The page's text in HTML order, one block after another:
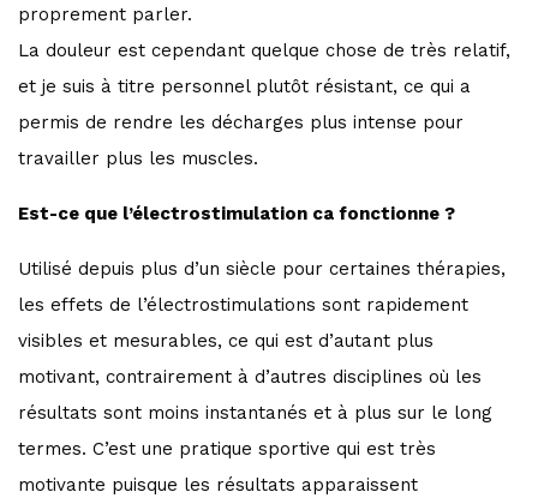
proprement parler.
La douleur est cependant quelque chose de très relatif,
et je suis à titre personnel plutôt résistant, ce qui a
permis de rendre les décharges plus intense pour
travailler plus les muscles.
Est-ce que l’électrostimulation ca fonctionne ?
Utilisé depuis plus d’un siècle pour certaines thérapies,
les effets de l’électrostimulations sont rapidement
visibles et mesurables, ce qui est d’autant plus
motivant, contrairement à d’autres disciplines où les
résultats sont moins instantanés et à plus sur le long
termes. C’est une pratique sportive qui est très
motivante puisque les résultats apparaissent